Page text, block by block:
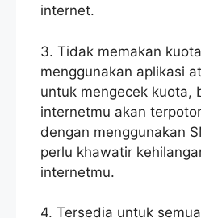
internet.
3. Tidak memakan
menggunakan aplikasi
untuk mengecek kuota,
internetmu akan
dengan menggunakan
perlu khawatir
internetmu.
4. Tersedia untuk